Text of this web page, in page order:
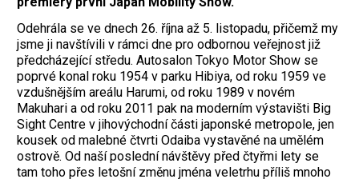
Odehrála se ve dnech 26. října až 5. listopadu, přičemž my
jsme ji navštívili v rámci dne pro odbornou veřejnost již
předcházející středu. Autosalon Tokyo Motor Show se
poprvé konal roku 1954 v parku Hibiya, od roku 1959 ve
vzdušnějším areálu Harumi, od roku 1989 v novém
Makuhari a od roku 2011 pak na moderním výstavišti Big
Sight Centre v jihovýchodní části japonské metropole, jen
kousek od malebné čtvrti Odaiba vystavěné na umělém
ostrově. Od naší poslední návštěvy před čtyřmi lety se
tam toho přes letošní změnu jména veletrhu příliš mnoho